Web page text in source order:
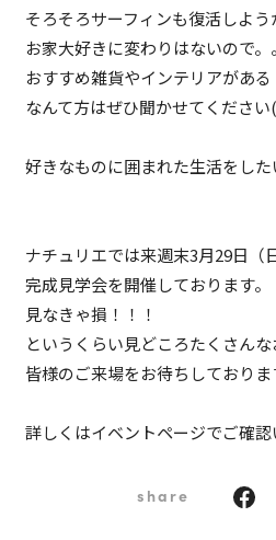
そろそろサーフィンも復活しよ
お家大好きに変わりはないので。
おすすめ雑貨やインテリアがある
なんて方はぜひ聞かせてください
好きなものに囲まれた生活をし
ナチュリエでは来週末3月29日（
完成見学会を開催しております。
見なきゃ損！！！
というくらい見どころたくさん
皆様のご来場をお待ちしておりま
詳しくはイベントページでご確認
share